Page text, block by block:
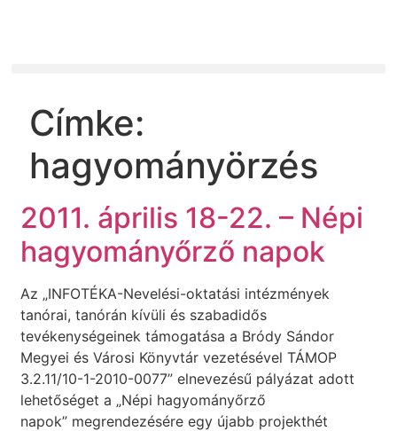
Címke:
hagyományörzés
2011. április 18-22. – Népi
hagyományőrző napok
Az „INFOTÉKA-Nevelési-oktatási intézmények
tanórai, tanórán kívüli és szabadidős
tevékenységeinek támogatása a Bródy Sándor
Megyei és Városi Könyvtár vezetésével TÁMOP
3.2.11/10-1-2010-0077” elnevezésű pályázat adott
lehetőséget a „Népi hagyományőrző
napok” megrendezésére egy újabb projekthét